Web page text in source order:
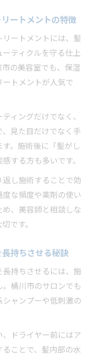
ートメントの特徴
ートメントには、髪
ティクルを守る仕上
の美容室でも、保湿
トメントが人気で
ィングだけでなく、
見た目だけでなく手
。施術後に「髪がし
する方も多いです。
し施術することで効
な頻度や薬剤の使い
、美容師と相談しな
です。
持ちさせる秘訣
持ちさせるには、施
桶川市のサロンでも
ャンプーや低刺激の
ドライヤー前にはア
ことで、髪内部の水